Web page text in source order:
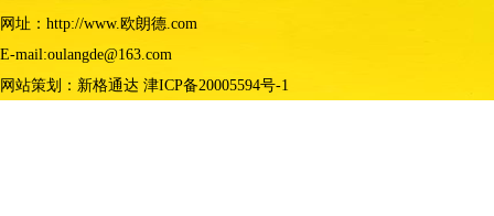
网址：http://www.欧朗德.com
E-mail:oulangde@163.com
网站策划： 新格通达 津ICP备20005594号-1